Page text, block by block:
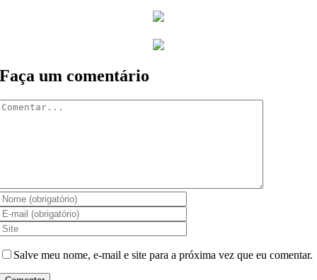
Faça um comentário
Salve meu nome, e-mail e site para a próxima vez que eu comentar.